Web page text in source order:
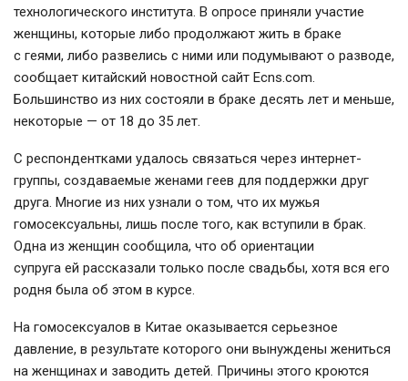
технологического института. В опросе приняли участие
женщины, которые либо продолжают жить в браке
с геями, либо развелись с ними или подумывают о разводе,
сообщает китайский новостной сайт Ecns.com.
Большинство из них состояли в браке десять лет и меньше,
некоторые — от 18 до 35 лет.
С респондентками удалось связаться через интернет-
группы, создаваемые женами геев для поддержки друг
друга. Многие из них узнали о том, что их мужья
гомосексуальны, лишь после того, как вступили в брак.
Одна из женщин сообщила, что об ориентации
супруга ей рассказали только после свадьбы, хотя вся его
родня была об этом в курсе.
На гомосексуалов в Китае оказывается серьезное
давление, в результате которого они вынуждены жениться
на женщинах и заводить детей. Причины этого кроются